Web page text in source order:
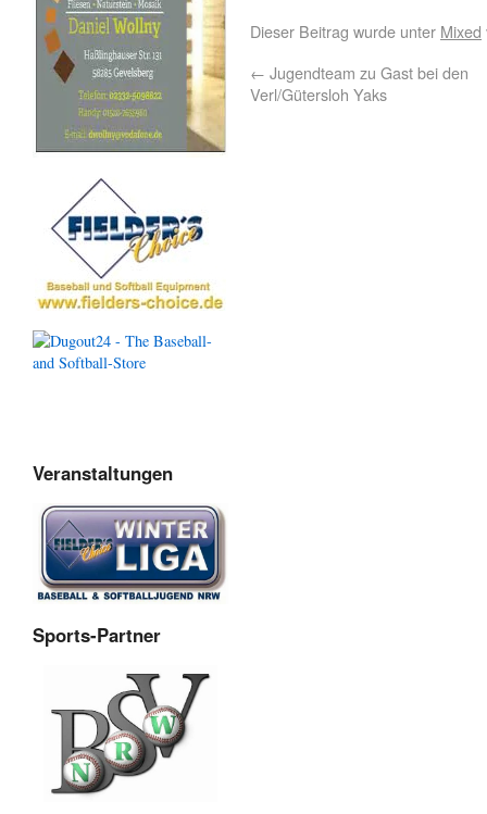
Dieser Beitrag wurde unter Mixed
← Jugendteam zu Gast bei den
Verl/Gütersloh Yaks
Veranstaltungen
Sports-Partner